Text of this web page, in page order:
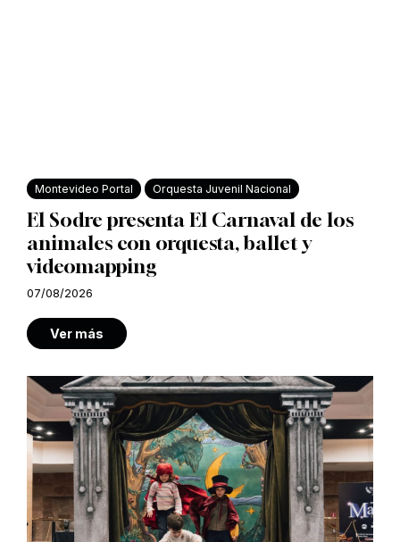
Montevideo Portal Orquesta Juvenil Nacional
El Sodre presenta El Carnaval de los
animales con orquesta, ballet y
videomapping
07/08/2026
Ver más